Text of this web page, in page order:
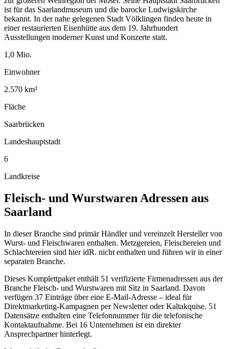
ist für das Saarlandmuseum und die barocke Ludwigskirche
bekannt. In der nahe gelegenen Stadt Völklingen finden heute in
einer restaurierten Eisenhütte aus dem 19. Jahrhundert
Ausstellungen moderner Kunst und Konzerte statt.
1,0 Mio.
Einwohner
2.570 km²
Fläche
Saarbrücken
Landeshauptstadt
6
Landkreise
Fleisch- und Wurstwaren Adressen aus
Saarland
In dieser Branche sind primär Händler und vereinzelt Hersteller von
Wurst- und Fleischwaren enthalten. Metzgereien, Fleischereien und
Schlachtereien sind hier idR. nicht enthalten und führen wir in einer
separaten Branche.
Dieses Komplettpaket enthält 51 verifizierte Firmenadressen aus der
Branche Fleisch- und Wurstwaren mit Sitz in Saarland. Davon
verfügen 37 Einträge über eine E-Mail-Adresse – ideal für
Direktmarketing-Kampagnen per Newsletter oder Kaltakquise. 51
Datensätze enthalten eine Telefonnummer für die telefonische
Kontaktaufnahme. Bei 16 Unternehmen ist ein direkter
Ansprechpartner hinterlegt.